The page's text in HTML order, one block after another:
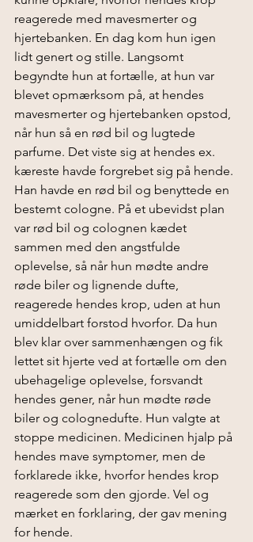
reagerede med mavesmerter og
hjertebanken. En dag kom hun igen
lidt genert og stille. Langsomt
begyndte hun at fortælle, at hun var
blevet opmærksom på, at hendes
mavesmerter og hjertebanken opstod,
når hun så en rød bil og lugtede
parfume. Det viste sig at hendes ex.
kæreste havde forgrebet sig på hende.
Han havde en rød bil og benyttede en
bestemt cologne. På et ubevidst plan
var rød bil og colognen kædet
sammen med den angstfulde
oplevelse, så når hun mødte andre
røde biler og lignende dufte,
reagerede hendes krop, uden at hun
umiddelbart forstod hvorfor. Da hun
blev klar over sammenhængen og fik
lettet sit hjerte ved at fortælle om den
ubehagelige oplevelse, forsvandt
hendes gener, når hun mødte røde
biler og colognedufte. Hun valgte at
stoppe medicinen. Medicinen hjalp på
hendes mave symptomer, men de
forklarede ikke, hvorfor hendes krop
reagerede som den gjorde. Vel og
mærket en forklaring, der gav mening
for hende.